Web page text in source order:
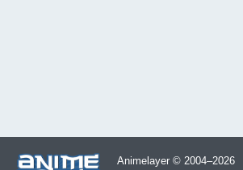
Animelayer © 2004–2026